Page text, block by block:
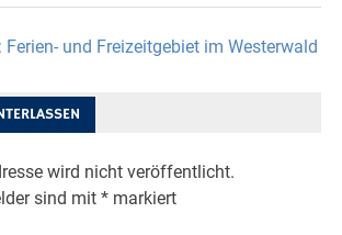
Ferien- und Freizeitgebiet im Westerwald
wird nicht veröffentlicht.
sind mit* markiert